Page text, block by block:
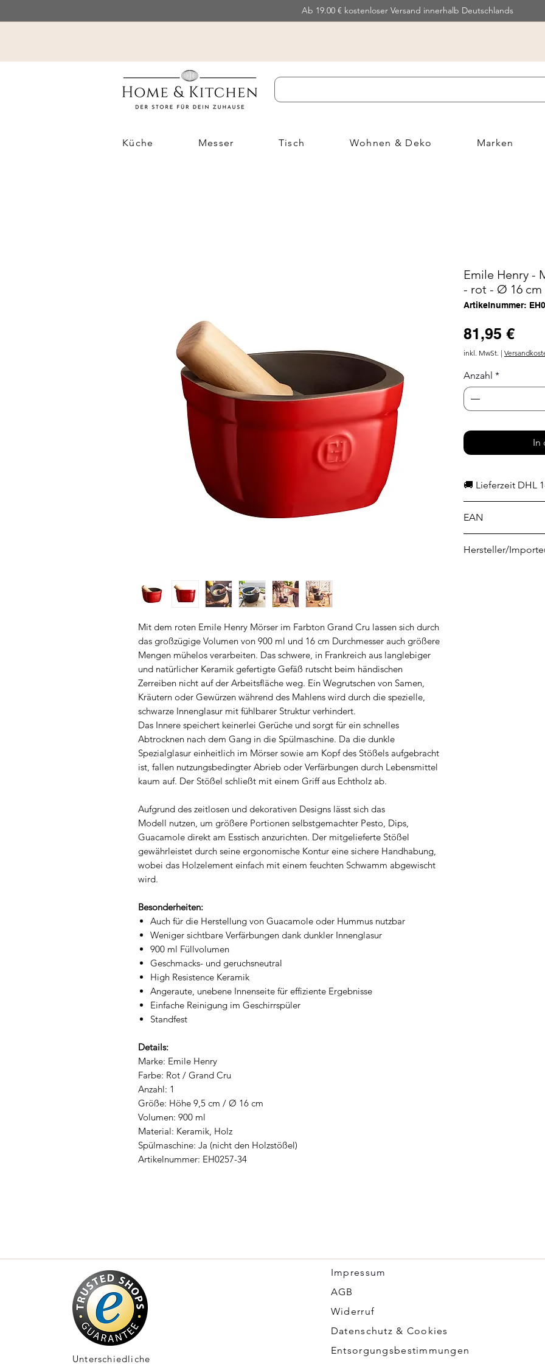
Ab 19.00 € kostenloser Versand innerhalb Deutschlands
Küche Messer Tisch Wohnen & Deko Marken
Mit dem roten Emile Henry Mörser im Farbton Grand Cru lassen sich durch
das großzügige Volumen von 900 ml und 16 cm Durchmesser auch größere
Mengen mühelos verarbeiten. Das schwere, in Frankreich aus langlebiger
und natürlicher Keramik gefertigte Gefäß rutscht beim händischen
Zerreiben nicht auf der Arbeitsfläche weg. Ein Wegrutschen von Samen,
Kräutern oder Gewürzen während des Mahlens wird durch die spezielle,
schwarze Innenglasur mit fühlbarer Struktur verhindert.
Das Innere speichert keinerlei Gerüche und sorgt für ein schnelles
Abtrocknen nach dem Gang in die Spülmaschine. Da die dunkle
Spezialglasur einheitlich im Mörser sowie am Kopf des Stößels aufgebracht
ist, fallen nutzungsbedingter Abrieb oder Verfärbungen durch Lebensmittel
kaum auf. Der Stößel schließt mit einem Griff aus Echtholz ab.
Aufgrund des zeitlosen und dekorativen Designs lässt sich das
Modell nutzen, um größere Portionen selbstgemachter Pesto, Dips,
Guacamole direkt am Esstisch anzurichten. Der mitgelieferte Stößel
gewährleistet durch seine ergonomische Kontur eine sichere Handhabung,
wobei das Holzelement einfach mit einem feuchten Schwamm abgewischt
wird.
Besonderheiten:
Auch für die Herstellung von Guacamole oder Hummus nutzbar
Weniger sichtbare Verfärbungen dank dunkler Innenglasur
900 ml Füllvolumen
Geschmacks- und geruchsneutral
High Resistence Keramik
Angeraute, unebene Innenseite für effiziente Ergebnisse
Einfache Reinigung im Geschirrspüler
Standfest
Details:
Marke: Emile Henry
Farbe: Rot / Grand Cru
Anzahl: 1
Größe: Höhe 9,5 cm / Ø 16 cm
Volumen: 900 ml
Material: Keramik, Holz
Spülmaschine: Ja (nicht den Holzstößel)
Artikelnummer: EH0257-34
Emile Henry -
- rot - Ø 16 cm
Artikelnummer:
81,95 €Preis
inkl. MwSt. |
Anzahl *
In
🚚 Lieferzeit DHL
EAN
Hersteller/
Unterschiedliche
Impressum
​AGB
Widerruf
Datenschutz & Cookies
Entsorgungsbestimmungen